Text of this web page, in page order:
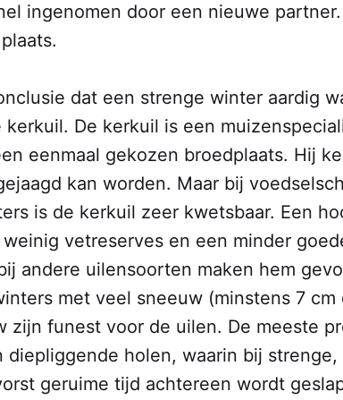
ingenomen door een nieuwe
dat een strenge winter aardig
De kerkuil is een
eenmaal gekozen broedplaats. Hij
kan worden. Maar bij
is de kerkuil zeer kwetsbaar. Een
vetreserves en een minder
andere uilensoorten maken hem
met veel sneeuw (minstens 7 cm
zijn funest voor de uilen. De meeste
diepliggende holen, waarin bij strenge,
geruime tijd achtereen wordt